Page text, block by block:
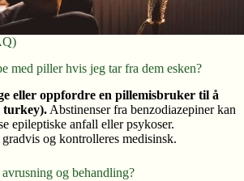
med piller hvis jeg tar fra dem esken?
eller oppfordre en pillemisbruker til å
turkey). Abstinenser fra benzodiazepiner kan
epileptiske anfall eller psykoser.
og kontrolleres medisinsk.
og behandling?